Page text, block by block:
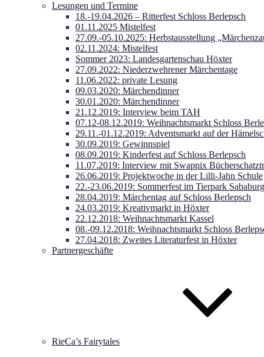
Lesungen und Termine
18.-19.04.2026 – Ritterfest Schloss Berlepsch
01.11.2025 Mistelfest
27.09.-05.10.2025: Herbstausstellung
02.11.2024: Mistelfest
Sommer 2023: Landesgartenschau Höxter
27.09.2022: Niederzwehrener Märchentage
11.06.2022: private Lesung
09.03.2020: Märchendinner
30.01.2020: Märchendinner
21.12.2019: Interview beim TAH
07.12-08.12.2019: Weihnachtsmarkt Schloss
29.11.-01.12.2019: Adventsmarkt auf der
30.09.2019: Gewinnspiel
08.09.2019: Kinderfest auf Schloss Berlepsch
11.07.2019: Interview mit Swapnix
26.06.2019: Projektwoche in der Lilli-Jahn Schule
22.-23.06.2019: Sommerfest im Tierpark Sababurg
28.04.2019: Märchentag auf Schloss Berlepsch
24.03.2019: Kreativmarkt in Höxter
22.12.2018: Weihnachtsmarkt Kassel
08.-09.12.2018: Weihnachtsmarkt Schloss
27.04.2018: Zweites Literaturfest in Höxter
Partnergeschäfte
RieCa’s Fairytales